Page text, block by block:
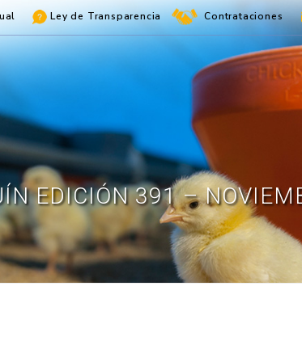
Ley de Transparencia Contrataciones
EDICIÓN 391 –